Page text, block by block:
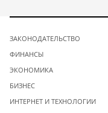
ЗАКОНОДАТЕЛЬСТВО
ФИНАНСЫ
ЭКОНОМИКА
БИЗНЕС
ИНТЕРНЕТ И ТЕХНОЛОГИИ